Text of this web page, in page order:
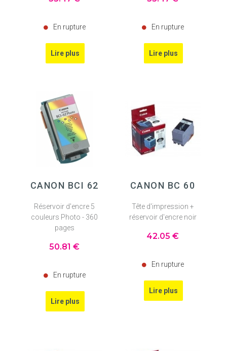
En rupture En rupture
CANON BCI 62
Réservoir d'encre 5
couleurs Photo - 360
pages
50.81 €
En rupture
CANON BC 60
Tête d'impression +
réservoir d'encre noir
42.05 €
En rupture